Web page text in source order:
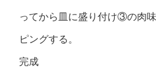
ってから皿に盛り付け③の肉
ピングする。
完成